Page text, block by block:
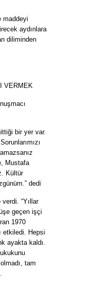
maddeyi
aydınlara
diliminden
VERMEK
bir yer var.
Mustafa
Kültür
dedi
“Yıllar
geçen işçi
1970
etkiledi. Hepsi
ayakta kaldı.
tam